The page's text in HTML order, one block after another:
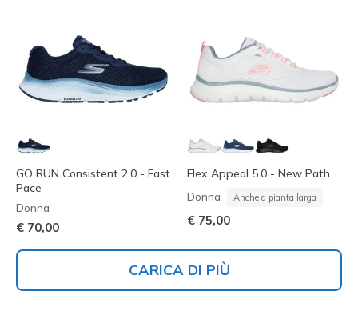
GO RUN Consistent 2.0 - Fast
Pace
Donna
€ 70,00
Flex Appeal 5.0 - New Path
Donna Anche a pianta larga
€ 75,00
CARICA DI PIÙ